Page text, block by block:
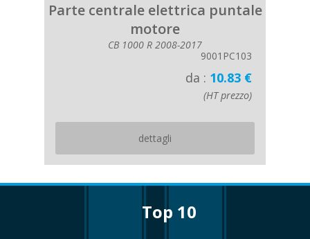
Parte centrale elettrica puntale
motore
CB 1000 R 2008-2017
9001PC103
da : 10.83 €
(HT prezzo)
dettagli
top 10